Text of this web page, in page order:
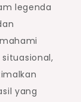
legenda
yang